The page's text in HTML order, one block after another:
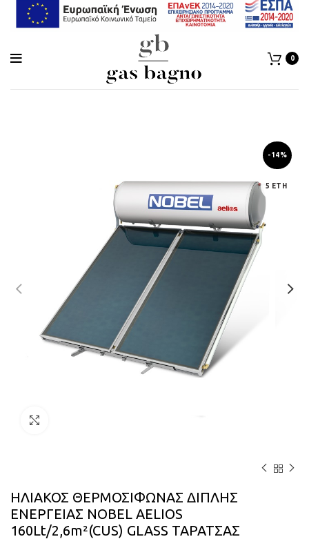
0
-14%
5 ΕΤΗ
ΗΛΙΑΚΟΣ ΘΕΡΜΟΣΙΦΩΝΑΣ ΔΙΠΛΗΣ
ΕΝΕΡΓΕΙΑΣ NOBEL AELIOS
160Lt/2,6m²(CUS) GLASS ΤΑΡΑΤΣΑΣ